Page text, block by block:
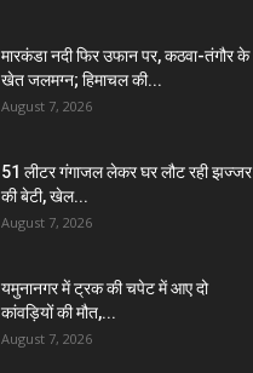
मारकंडा नदी फिर उफान पर, कठवा-तंगौर के
खेत जलमग्न; हिमाचल की...
August 7, 2026
51 लीटर गंगाजल लेकर घर लौट रही झज्जर
की बेटी, खेल...
August 7, 2026
यमुनानगर में ट्रक की चपेट में आए दो
कांवड़ियों की मौत,...
August 7, 2026